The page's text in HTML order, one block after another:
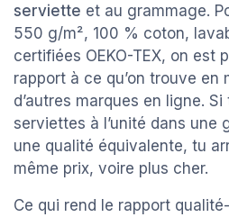
serviette et au grammage.
550 g/m², 100 % coton,
certifiées OEKO-TEX, on est
rapport à ce qu’on trouve en
d’autres marques en ligne.
serviettes à l’unité dans une
une qualité équivalente, tu
même prix, voire plus cher.
Ce qui rend le rapport